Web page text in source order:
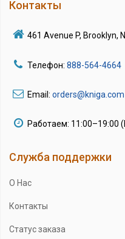
Контакты
461 Avenue P, Brooklyn,
Телефон: 888-564-4664
Email: orders@kniga.com
Работаем: 11:00–19:00
Служба поддержки
О Нас
Контакты
Статус заказа